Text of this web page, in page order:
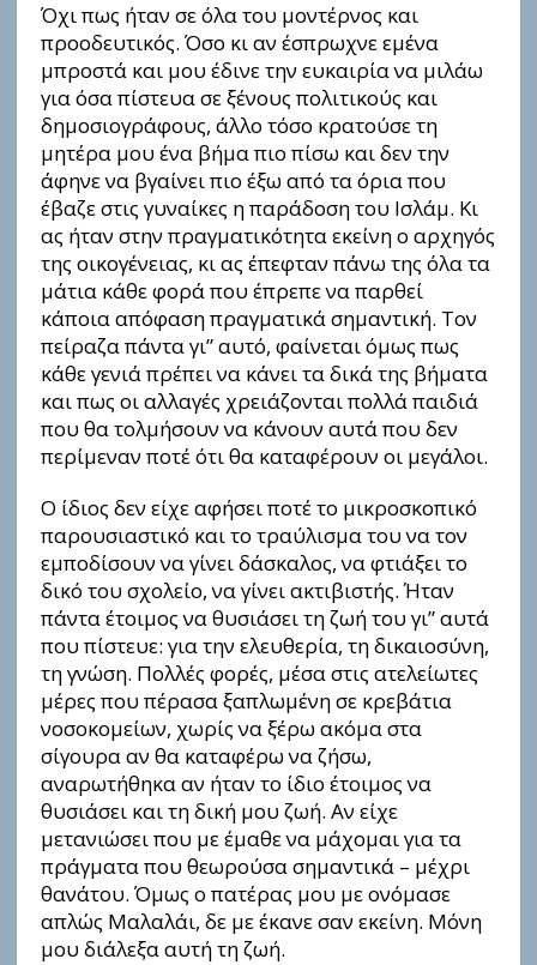
Όχι πως ήταν σε όλα του μοντέρνος και
προοδευτικός. Όσο κι αν έσπρωχνε εμένα
μπροστά και μου έδινε την ευκαιρία να μιλάω
για όσα πίστευα σε ξένους πολιτικούς και
δημοσιογράφους, άλλο τόσο κρατούσε τη
μητέρα μου ένα βήμα πιο πίσω και δεν την
άφηνε να βγαίνει πιο έξω από τα όρια που
έβαζε στις γυναίκες η παράδοση του Ισλάμ. Κι
ας ήταν στην πραγματικότητα εκείνη ο αρχηγός
της οικογένειας, κι ας έπεφταν πάνω της όλα τα
μάτια κάθε φορά που έπρεπε να παρθεί
κάποια απόφαση πραγματικά σημαντική. Τον
πείραζα πάντα γι” αυτό, φαίνεται όμως πως
κάθε γενιά πρέπει να κάνει τα δικά της βήματα
και πως οι αλλαγές χρειάζονται πολλά παιδιά
που θα τολμήσουν να κάνουν αυτά που δεν
περίμεναν ποτέ ότι θα καταφέρουν οι μεγάλοι.
Ο ίδιος δεν είχε αφήσει ποτέ το μικροσκοπικό
παρουσιαστικό και το τραύλισμα του να τον
εμποδίσουν να γίνει δάσκαλος, να φτιάξει το
δικό του σχολείο, να γίνει ακτιβιστής. Ήταν
πάντα έτοιμος να θυσιάσει τη ζωή του γι” αυτά
που πίστευε: για την ελευθερία, τη δικαιοσύνη,
τη γνώση. Πολλές φορές, μέσα στις ατελείωτες
μέρες που πέρασα ξαπλωμένη σε κρεβάτια
νοσοκομείων, χωρίς να ξέρω ακόμα στα
σίγουρα αν θα καταφέρω να ζήσω,
αναρωτήθηκα αν ήταν το ίδιο έτοιμος να
θυσιάσει και τη δική μου ζωή. Αν είχε
μετανιώσει που με έμαθε να μάχομαι για τα
πράγματα που θεωρούσα σημαντικά – μέχρι
θανάτου. Όμως ο πατέρας μου με ονόμασε
απλώς Μαλαλάι, δε με έκανε σαν εκείνη. Μόνη
μου διάλεξα αυτή τη ζωή.